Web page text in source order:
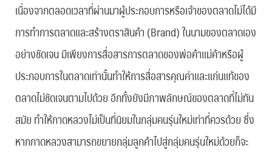
เนื่องจากตลอดเวลาที่ผ่านมาผู้ประกอบการหรือเจ้าของตลาดไม่ได้มี
การทำการตลาดและสร้างตราสินค้า (Brand) ในนามของตลาดเอง
อย่างชัดเจน มีเพียงการสื่อสารการตลาดของพ่อค้าแม่ค้าหรือผู้
ประกอบการในตลาดเท่านั้นทำให้การสื่อสารคุณค่าและแก่นแท้ของ
ตลาดไม่ชัดเจนตามไปด้วย อีกทั้งยังมีภาพลักษณ์ของตลาดที่ไม่ทัน
สมัย ทำให้กาดหลวงไม่เป็นที่นิยมในกลุ่มคนรุ่นใหม่เท่าที่ควรด้วย ซึ่ง
หากกาดหลวงสามารถขยายกลุ่มลูกค้าไปสู่กลุ่มคนรุ่นใหม่ด้วยก็จะ